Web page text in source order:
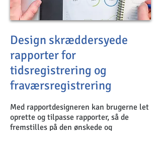
Design skræddersyede
rapporter for
tidsregistrering og
fraværsregistrering
Med rapportdesigneren kan brugerne let
oprette og tilpasse rapporter, så de
fremstilles på den ønskede og